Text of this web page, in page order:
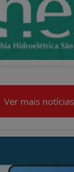
Ver mais notícias